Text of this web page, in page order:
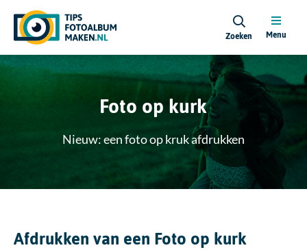
Zoeken Menu
Foto op kurk
Nieuw: een foto op kruk afdrukken
Afdrukken van een Foto op kurk